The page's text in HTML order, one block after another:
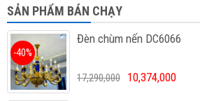
SẢN PHẨM BÁN CHẠY
Đèn chùm nến DC6066
-40%
17,290,000 10,374,000